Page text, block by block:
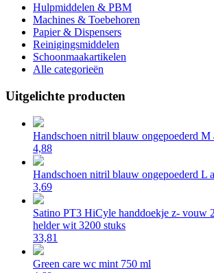
Hulpmiddelen & PBM
Machines & Toebehoren
Papier & Dispensers
Reinigingsmiddelen
Schoonmaakartikelen
Alle categorieën
Uitgelichte producten
Handschoen nitril blauw ongepoederd M
4,88
Handschoen nitril blauw ongepoederd L
3,69
Satino PT3 HiCyle handdoekje z- vouw
helder wit 3200 stuks
33,81
Green care wc mint 750 ml